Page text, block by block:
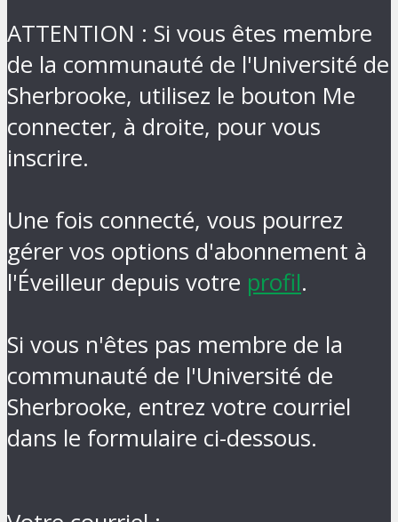
ATTENTION : Si vous êtes membre
de la communauté de l'Université de
Sherbrooke, utilisez le bouton Me
connecter, à droite, pour vous
inscrire.
Une fois connecté, vous pourrez
gérer vos options d'abonnement à
l'Éveilleur depuis votre profil.
Si vous n'êtes pas membre de la
communauté de l'Université de
Sherbrooke, entrez votre courriel
dans le formulaire ci-dessous.